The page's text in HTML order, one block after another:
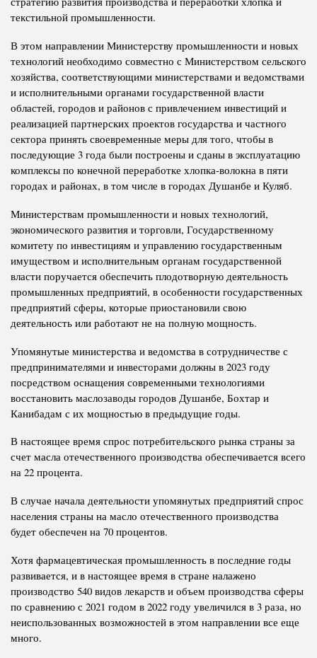
текстильной промышленности.
В этом направлении Министерству промышленности и новых
технологий необходимо совместно с Министерством сельского
хозяйства, соответствующими министерствами и ведомствами
и исполнительными органами государственной власти
областей, городов и районов с привлечением инвестиций и
реализацией партнерских проектов государства и частного
сектора принять своевременные меры для того, чтобы в
последующие 3 года были построены и сданы в эксплуатацию
комплексы по конечной переработке хлопка-волокна в пяти
городах и районах, в том числе в городах Душанбе и Куляб.
Министерствам промышленности и новых технологий,
экономического развития и торговли, Государственному
комитету по инвестициям и управлению государственным
имуществом и исполнительным органам государственной
власти поручается обеспечить плодотворную деятельность
промышленных предприятий, в особенности государственных
предприятий сферы, которые приостановили свою
деятельность или работают не на полную мощность.
Упомянутые министерства и ведомства в сотрудничестве с
предпринимателями и инвесторами должны в 2023 году
посредством оснащения современными технологиями
восстановить маслозаводы городов Душанбе, Бохтар и
Канибадам с их мощностью в предыдущие годы.
В настоящее время спрос потребительского рынка страны за
счет масла отечественного производства обеспечивается всего
на 22 процента.
В случае начала деятельности упомянутых предприятий спрос
населения страны на масло отечественного производства
будет обеспечен на 70 процентов.
Хотя фармацевтическая промышленность в последние годы
развивается, и в настоящее время в стране налажено
производство 540 видов лекарств и объем производства сферы
по сравнению с 2021 годом в 2022 году увеличился в 3 раза, но
неиспользованных возможностей в этом направлении все еще
много.